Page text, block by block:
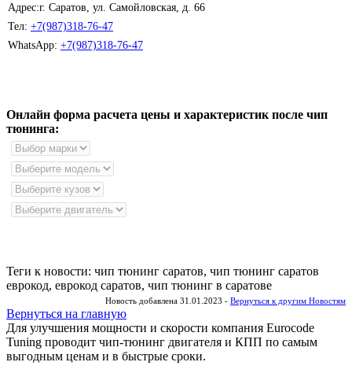
Адрес:г. Саратов , ул. Самойловская, д. 66
Тел: +7(987)318-76-47
WhatsApp: +7(987)318-76-47
Онлайн форма расчета цены и характеристик после чип
тюнинга:
Теги к новости: чип тюнинг саратов, чип тюнинг саратов
еврокод, еврокод саратов, чип тюнинг в саратове
Новость добавлена 31.01.2023 - Вернуться к другим Новостям
Вернуться на главную
Для улучшения мощности и скорости компания Eurocode
Tuning проводит чип-тюнинг двигателя и КПП по самым
выгодным ценам и в быстрые сроки.